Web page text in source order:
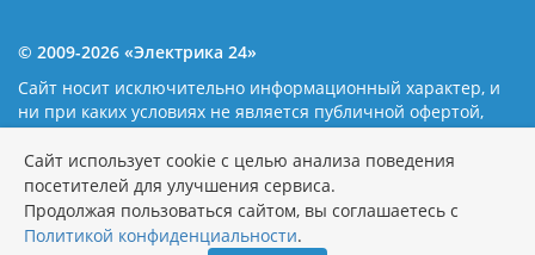
© 2009-2026 «Электрика 24»
Сайт носит исключительно информационный характер, и
ни при каких условиях не является публичной офертой,
определяемой положениями статьи 437(2) Гражданского
кодекса Российской Федерации. Наличие и цены уточняйте
у наших операторов.Политика обработки персональных
данных
Сайт использует cookie с целью анализа поведения
посетителей для улучшения сервиса.
Продолжая пользоваться сайтом, вы соглашаетесь с
Политикой конфиденциальности.